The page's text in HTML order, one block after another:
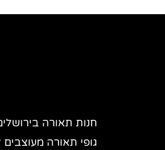
חנות תאורה
גופי תאורה מעוצבים